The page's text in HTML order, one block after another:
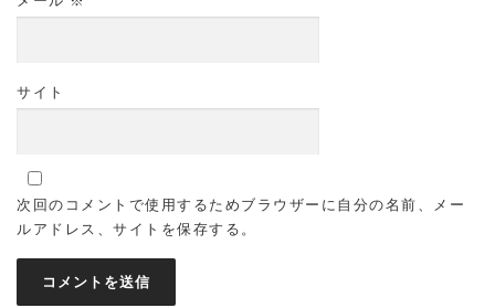
サイト
次回のコメントで使用するためブラウザーに自分の名前、メー
ルアドレス、サイトを保存する。